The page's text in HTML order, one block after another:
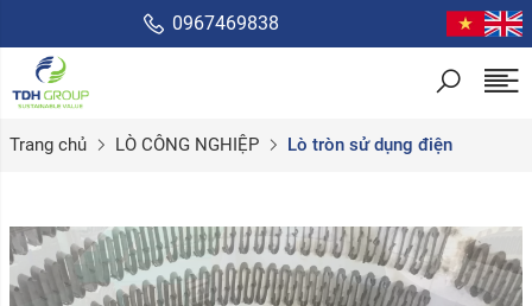
0967469838
Trang chủ LÒ CÔNG NGHIỆP Lò tròn sử dụng điện